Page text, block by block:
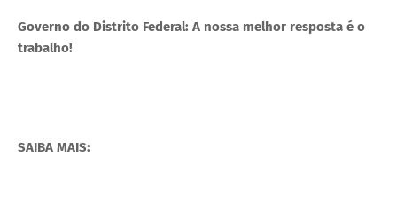
Governo do Distrito Federal: A nossa melhor resposta é o
trabalho!
SAIBA MAIS: